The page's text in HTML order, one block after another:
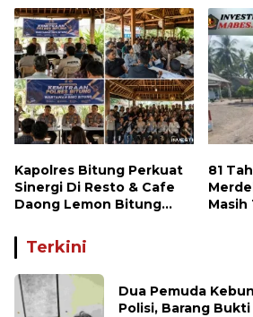
Kapolres Bitung Perkuat
Sinergi Di Resto & Cafe
Daong Lemon Bitung
81
Terkini
Dua Pemuda
Polisi, Barang